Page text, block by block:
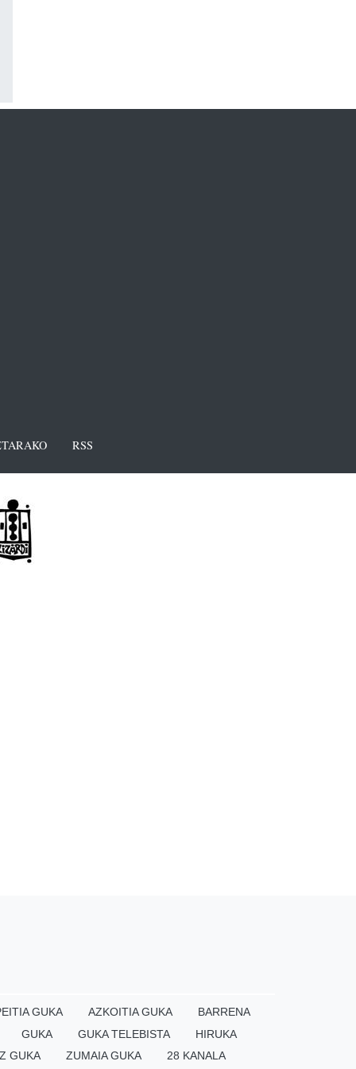
RSS
GUKA AZKOITIA GUKA
BARRENA
GUKA GUKA TELEBISTA
HIRUKA
GUKA ZUMAIA GUKA 28 KANALA